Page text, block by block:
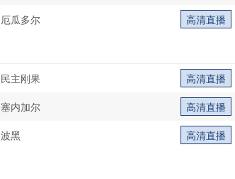
厄瓜多尔 高清直播
民主刚果
高清直播
塞内加尔
高清直播
波黑 高清直播